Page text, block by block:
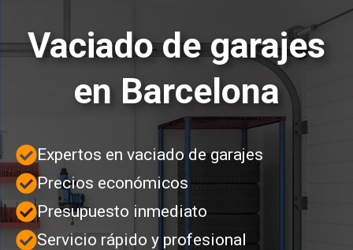
Vaciado de garajes
en Barcelona
Expertos en vaciado de garajes
Precios económicos
Presupuesto inmediato
Servicio rápido y profesional